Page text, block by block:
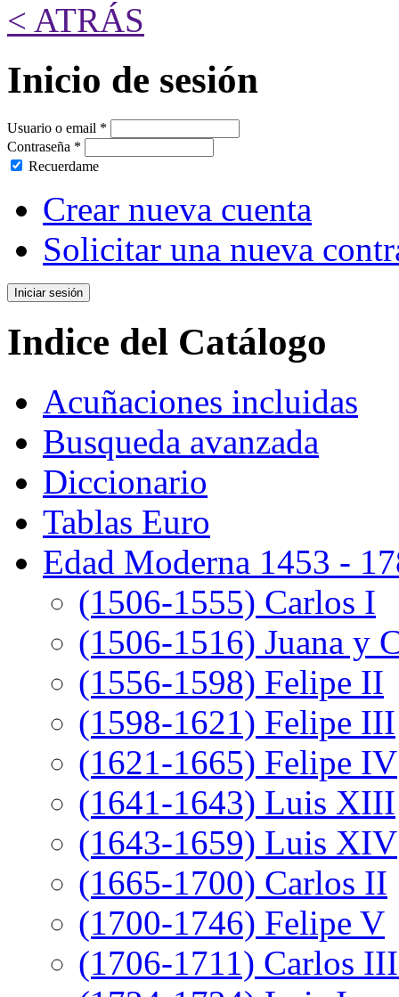
< ATRÁS
Inicio de sesión
Usuario o email *
Contraseña *
Recuerdame
Crear nueva cuenta
Solicitar una nueva
Indice del Catálogo
Acuñaciones incluidas
Busqueda avanzada
Diccionario
Tablas Euro
Edad Moderna 1453 -
(1506-1555) Carlos I
(1506-1516) Juana y
(1556-1598) Felipe II
(1598-1621) Felipe III
(1621-1665) Felipe IV
(1641-1643) Luis XIII
(1643-1659) Luis XIV
(1665-1700) Carlos II
(1700-1746) Felipe V
(1706-1711) Carlos